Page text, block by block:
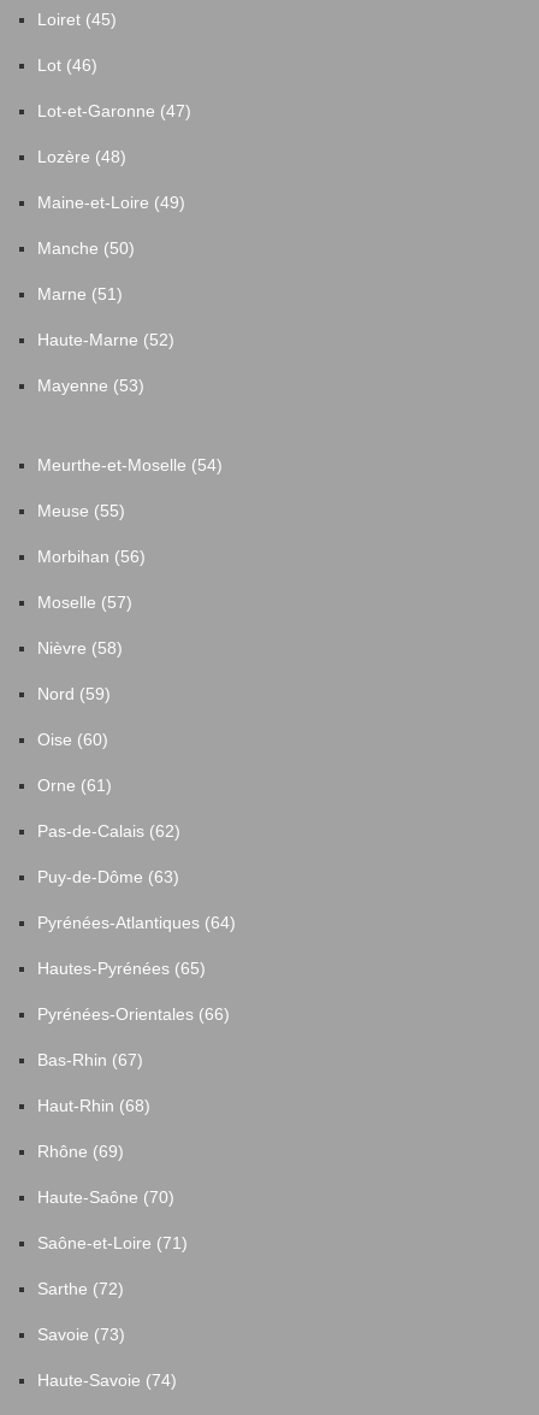
Loiret (45)
Lot (46)
Lot-et-Garonne (47)
Lozère (48)
Maine-et-Loire (49)
Manche (50)
Marne (51)
Haute-Marne (52)
Mayenne (53)
Meurthe-et-Moselle (54)
Meuse (55)
Morbihan (56)
Moselle (57)
Nièvre (58)
Nord (59)
Oise (60)
Orne (61)
Pas-de-Calais (62)
Puy-de-Dôme (63)
Pyrénées-Atlantiques (64)
Hautes-Pyrénées (65)
Pyrénées-Orientales (66)
Bas-Rhin (67)
Haut-Rhin (68)
Rhône (69)
Haute-Saône (70)
Saône-et-Loire (71)
Sarthe (72)
Savoie (73)
Haute-Savoie (74)